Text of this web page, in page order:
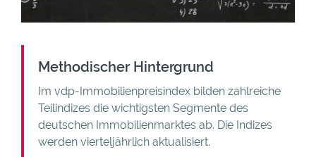
Methodischer Hintergrund
Im vdp-Immobilienpreisindex bilden zahlreiche
Teilindizes die wichtigsten Segmente des
deutschen Immobilienmarktes ab. Die Indizes
werden vierteljährlich aktualisiert.